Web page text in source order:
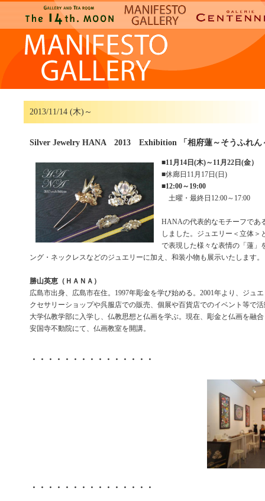
2013/11/14 (木)～
Silver Jewelry HANA 2013 Exhibition 「相府蓮～そうふれん
■11月14日(木)～11月22日(金）
■休廊日11月17日(日)
■12:00～19:00
土曜・最終日12:00～17:00
HANAの代表的なモチーフであ
しました。ジュエリー＜立体＞
で表現した様々な表情の「蓮」
ング・ネックレスなどのジュエリーに加え、和装小物も展示いたします
勝山英恵（ＨＡＮＡ）
広島市出身、広島市在住。1997年彫金を学び始める。2001年より、ジュ
クセサリーショップや呉服店での販売、個展や百貨店でのイベント等で
大学仏教学部に入学し、仏教思想と仏画を学ぶ。現在、彫金と仏画を融
安国寺不動院にて、仏画教室を開講。
・・・・・・・・・・・・・・・
・・・・・・・・・・・・・・・